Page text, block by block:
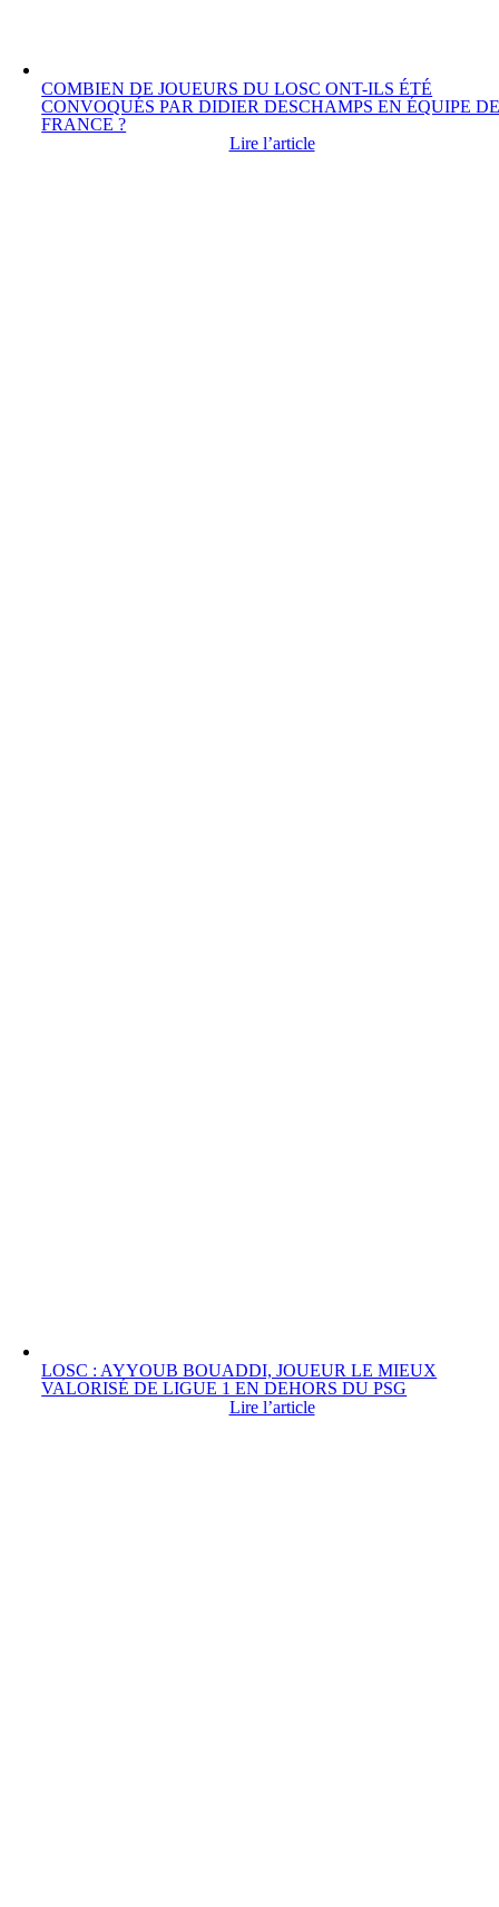
COMBIEN DE JOUEURS DU LOSC ONT-ILS ÉTÉ
CONVOQUÉS PAR DIDIER DESCHAMPS EN ÉQUIPE
FRANCE ?
Lire l’article
LOSC : AYYOUB BOUADDI, JOUEUR LE MIEUX
VALORISÉ DE LIGUE 1 EN DEHORS DU PSG
Lire l’article